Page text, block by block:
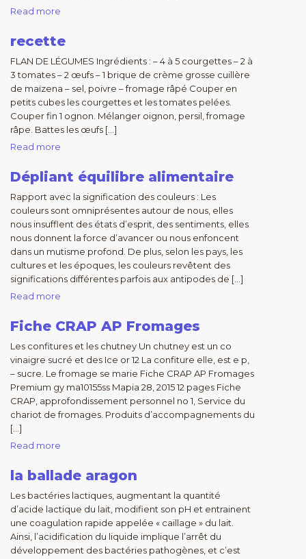
Read more
recette
FLAN DE LÉGUMES Ingrédients : – 4 à 5 courgettes – 2 à
3 tomates – 2 œufs – 1 brique de crème grosse cuillère
de maïzena – sel, poivre – fromage râpé Couper en
petits cubes les courgettes et les tomates pelées.
Couper fin 1 ognon. Mélanger oignon, persil, fromage
râpe. Battes les œufs […]
Read more
Dépliant équilibre alimentaire
Rapport avec la signification des couleurs : Les
couleurs sont omniprésentes autour de nous, elles
nous insufflent des états d’esprit, des sentiments, elles
nous donnent la force d’avancer ou nous enfoncent
dans un mutisme profond. De plus, selon les pays, les
cultures et les époques, les couleurs revêtent des
significations différentes parfois aux antipodes de […]
Read more
Fiche CRAP AP Fromages
Les confitures et les chutney Un chutney est un co
vinaigre sucré et des Ice or 12 La confiture elle, est e p,
– sucre. Le fromage se marie Fiche CRAP AP Fromages
Premium gy ma10155ss Mapia 28, 2015 12 pages Fiche
CRAP, approfondissement personnel no 1, Service du
chariot de fromages. Produits d’accompagnements du
[…]
Read more
la ballade aragon
Les bactéries lactiques, augmentant la quantité
d’acide lactique du lait, modifient son pH et entrainent
une coagulation rapide appelée « caillage » du lait.
Ainsi, l’acidification du liquide implique l’arrêt du
développement des bactéries pathogènes, et c’est